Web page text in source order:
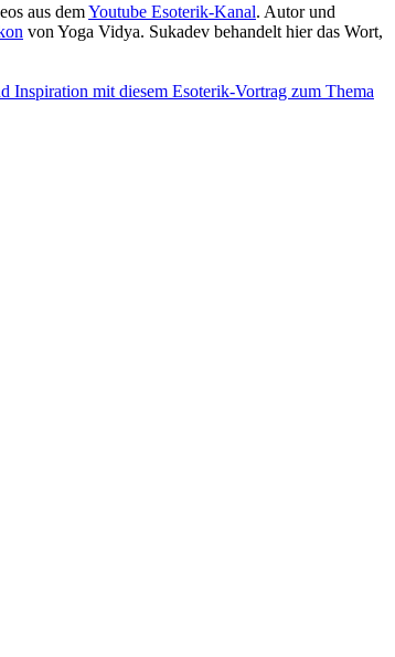
aus demYoutube Esoterik-Kanal. Autor und
von Yoga Vidya. Sukadev behandelt hier das Wort,
Inspiration mit diesem Esoterik-Vortrag zum Thema